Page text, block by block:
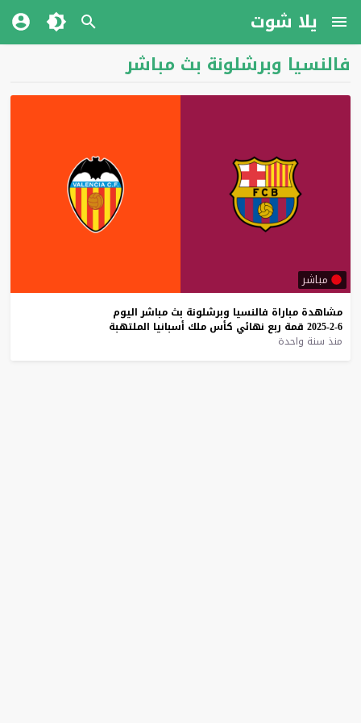
يلا شوت
فالنسيا وبرشلونة بث مباشر
مباشر
مشاهدة مباراة فالنسيا وبرشلونة بث مباشر اليوم
6-2-2025
قمة ربع نهائي كأس ملك أسبانيا الملتهبة
منذ سنة واحدة